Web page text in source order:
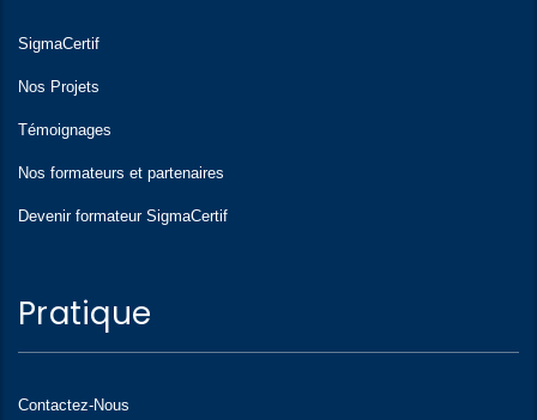
SigmaCertif
Nos Projets
Témoignages
Nos formateurs et partenaires
Devenir formateur SigmaCertif
Pratique
Contactez-Nous